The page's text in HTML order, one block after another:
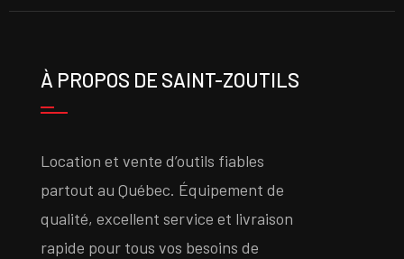
À PROPOS DE SAINT-ZOUTILS
Location et vente d’outils fiables
partout au Québec. Équipement de
qualité, excellent service et livraison
rapide pour tous vos besoins de